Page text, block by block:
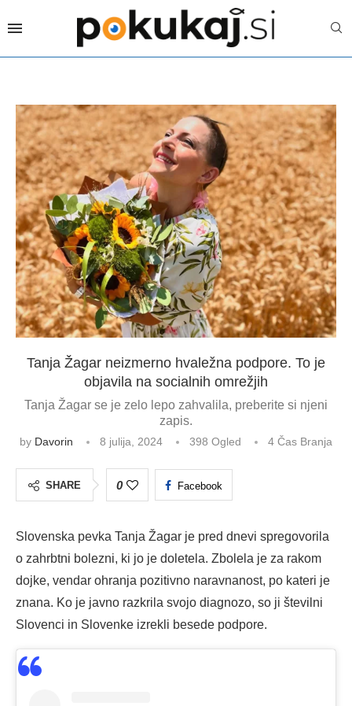
Tanja Žagar neizmerno hvaležna podpore. To je
objavila na socialnih omrežjih
Tanja Žagar se je zelo lepo zahvalila, preberite si njeni
zapis.
by Davorin 8 julija, 2024 398 Ogled 4 Čas Branja
SHARE 0 Facebook
Slovenska pevka Tanja Žagar je pred dnevi spregovorila
o zahrbtni bolezni, ki jo je doletela. Zbolela je za rakom
dojke, vendar ohranja pozitivno naravnanost, po kateri je
znana. Ko je javno razkrila svojo diagnozo, so ji številni
Slovenci in Slovenke izrekli besede podpore.